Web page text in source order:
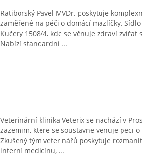
Ratiborský Pavel MVDr. poskytuje
zaměřené na péči o domácí mazlíčky.
Kučery 1508/4, kde se věnuje zdraví
Nabízí standardní ...
Veterinární klinika Veterix se nachází v
zázemím, které se soustavně věnuje péči
Zkušený tým veterinářů poskytuje
interní medicínu, ...